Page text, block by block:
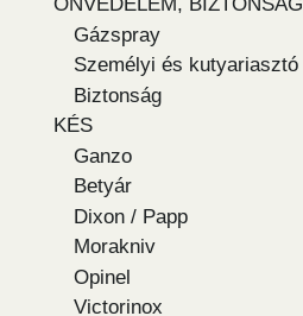
Gázspray
Személyi és kutyariasztó
Biztonság
KÉS
Ganzo
Betyár
Dixon / Papp
Morakniv
Opinel
Victorinox